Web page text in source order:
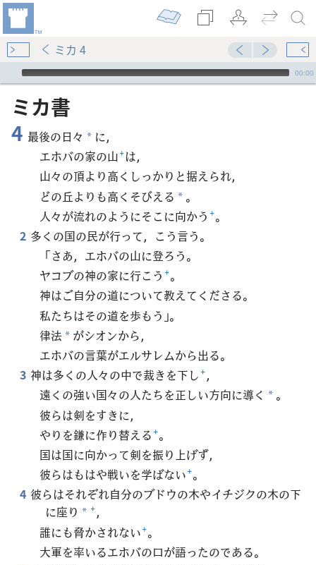
ミカ 4
Audio Player
00:00
ミカ​書
4 最後の日々 * に，
エホバの家の山+は，
山々の頂より高くしっかりと据えられ，
どの丘よりも高くそびえる * 。
人々が流れのようにそこに向かう +。
2 多くの国の民が行って，こう言う。
「さあ，エホバの山に登ろう。
ヤコブの神の家に行こう +。
神はご自分の道について教えてくださる。
私たちはその道を歩もう」。
律法 * がシオンから，
エホバの言葉がエルサレムから出る。
3 神は多くの人々の中で裁きを下し+，
遠くの強い国々の人たちを正しい方向に導く * 。
彼らは剣をすきに，
やりを鎌に作り替える+。
国は国に向かって剣を振り上げず，
彼らはもはや戦いを学ばない+。
4 彼らはそれぞれ自分のブドウの木やイチジクの木の下
に座り * +，
誰にも脅かされない+。
大軍を率いるエホバの口が語ったのである。